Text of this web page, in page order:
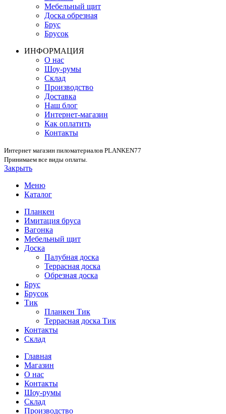
Мебельный щит
Доска обрезная
Брус
Брусок
ИНФОРМАЦИЯ
О нас
Шоу-румы
Склад
Производство
Доставка
Наш блог
Интернет-магазин
Как оплатить
Контакты
Интернет магазин пиломатериалов PLANKEN77
Принимаем все виды оплаты.
Закрыть
Меню
Каталог
Планкен
Имитация бруса
Вагонка
Мебельный щит
Доска
Палубная доска
Террасная доска
Обрезная доска
Брус
Брусок
Тик
Планкен Тик
Террасная доска Тик
Контакты
Склад
Главная
Магазин
О нас
Контакты
Шоу-румы
Склад
Производство